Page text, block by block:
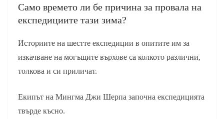
Само времето ли бе причина за провала на
експедициите тази зима?
Историите на шестте експедиции в опитите им за
изкачване на могъщите върхове са колкото различни,
толкова и си приличат.
Екипът на Мингма Джи Шерпа започна експедицията
твърде късно.